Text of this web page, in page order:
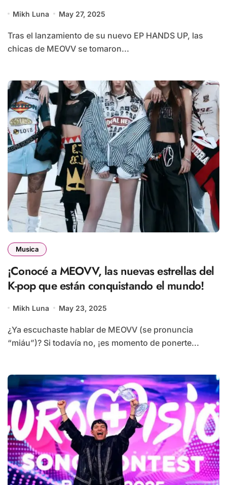
Mikh Luna May 27, 2025
Tras el lanzamiento de su nuevo EP HANDS UP, las
chicas de MEOVV se tomaron...
Musica
¡Conocé a MEOVV, las nuevas estrellas del
K-pop que están conquistando el mundo!
Mikh Luna May 23, 2025
¿Ya escuchaste hablar de MEOVV (se pronuncia
“miáu”)? Si todavía no, ¡es momento de ponerte...